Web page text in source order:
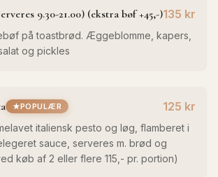
9.30-21.00) (ekstra bøf +45,-)135 kr
på toastbrød. Æggeblomme, kapers,
og pickles
POPULÆR 125 kr
italiensk pesto og løg, flamberet i
sauce, serveres m. brød og
køb af 2 eller flere 115,- pr. portion)